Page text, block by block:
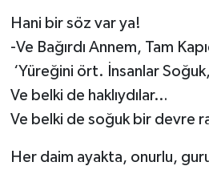
Hani bir söz var ya!
-Ve Bağırdı Annem, Tam
‘Yüreğini ört. İnsanlar
Ve belki de haklıydılar…
Ve belki de soğuk bir devre
Her daim ayakta, onurlu,